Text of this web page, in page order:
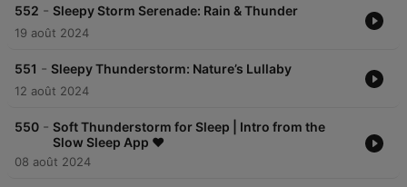
552 - Sleepy Storm Serenade: Rain & Thunder
19 août 2024
551 - Sleepy Thunderstorm: Nature’s Lullaby
12 août 2024
550 - Soft Thunderstorm for Sleep | Intro from the
Slow Sleep App ❤️
08 août 2024